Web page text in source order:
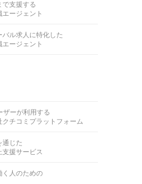
で支援する
エージェント
バル求人に特化した
エージェント
ザーが利用する
クチコミプラットフォーム
通じた
支援サービス
く人のための